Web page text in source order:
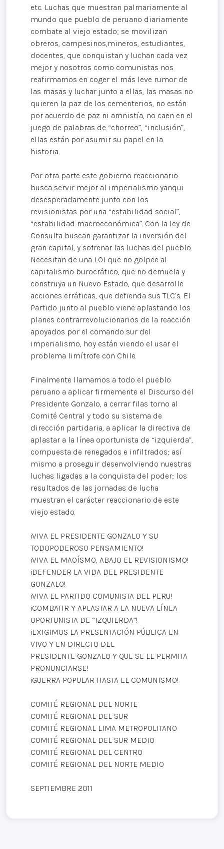
etc. Luchas que muestran palmariamente al
mundo que pueblo de peruano diariamente
combate al viejo estado; se movilizan
obreros, campesinos,mineros, estudiantes,
docentes, que conquistan y luchan cada vez
mejor y nosotros como comunistas nos
reafirmamos en coger el más leve rumor de
las masas y luchar junto a ellas, las masas no
quieren la paz de los cementerios, no están
por acuerdo de paz ni amnistía, no caen en el
juego de palabras de “chorreo”, “inclusión”,
ellas están por asumir su papel en la
historia.
Por otra parte este gobierno reaccionario
busca servir mejor al imperialismo yanqui
desesperadamente junto con los
revisionistas por una “estabilidad social”,
“estabilidad macroeconómica”. Con la ley de
Consulta buscan garantizar la inversión del
gran capital, y sofrenar las luchas del pueblo.
Necesitan de una LOI que no golpee al
capitalismo burocrático, que no demuela y
construya un Nuevo Estado, que desarrolle
acciones erráticas, que defienda sus TLC’s. El
Partido junto al pueblo viene aplastando los
planes contrarrevolucionarios de la reacción
apoyados por el comando sur del
imperialismo, hoy están viendo el usar el
problema limítrofe con Chile.
Finalmente llamamos a todo el pueblo
peruano a aplicar firmemente el Discurso del
Presidente Gonzalo, a cerrar filas torno al
Comité Central y todo su sistema de
dirección partidaria, a aplicar la directiva de
aplastar a la línea oportunista de “izquierda”,
compuesta de renegados e infiltrados; así
mismo a proseguir desenvolviendo nuestras
luchas ligadas a la conquista del poder; los
resultados de las jornadas de lucha
muestran el carácter reaccionario de este
viejo estado.
¡VIVA EL PRESIDENTE GONZALO Y SU
TODOPODEROSO PENSAMIENTO!
¡VIVA EL MAOÍSMO, ABAJO EL REVISIONISMO!
¡DEFENDER LA VIDA DEL PRESIDENTE
GONZALO!
¡VIVA EL PARTIDO COMUNISTA DEL PERU!
¡COMBATIR Y APLASTAR A LA NUEVA LÍNEA
OPORTUNISTA DE “IZQUIERDA”!
¡EXIGIMOS LA PRESENTACIÓN PÚBLICA EN
VIVO Y EN DIRECTO DEL
PRESIDENTE GONZALO Y QUE SE LE PERMITA
PRONUNCIARSE!
¡GUERRA POPULAR HASTA EL COMUNISMO!
COMITÉ REGIONAL DEL NORTE
COMITÉ REGIONAL DEL SUR
COMITÉ REGIONAL LIMA METROPOLITANO
COMITÉ REGIONAL DEL SUR MEDIO
COMITÉ REGIONAL DEL CENTRO
COMITÉ REGIONAL DEL NORTE MEDIO
SEPTIEMBRE 2011